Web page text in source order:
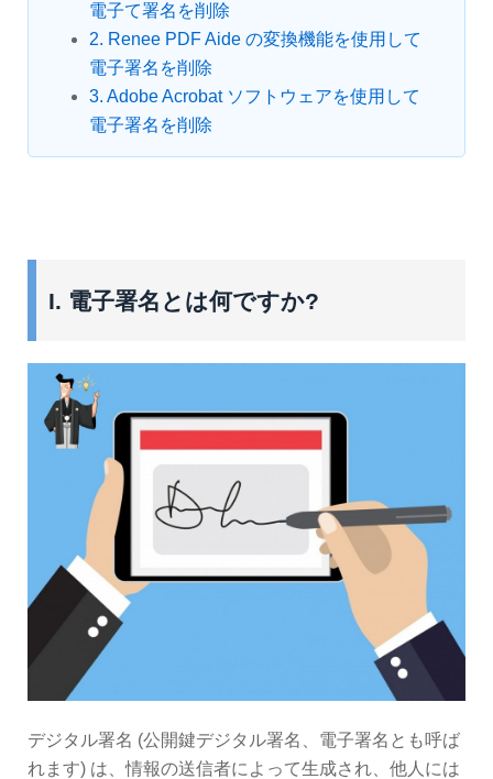
電子て署名を削除
2. Renee PDF Aide の変換機能を使用して
電子署名を削除
3. Adobe Acrobat ソフトウェアを使用して
電子署名を削除
I. 電子署名とは何ですか?
デジタル署名 (公開鍵デジタル署名、電子署名とも呼ば
れます) は、情報の送信者によって生成され、他人には